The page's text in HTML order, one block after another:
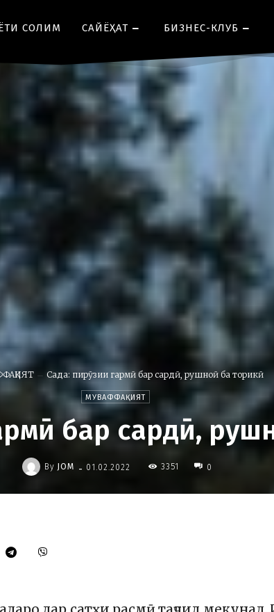
СОЛИМ CАЙЁҲАТ БИЗНЕС-КЛУБ
Сада: пирӯзии гармӣ бар сардӣ, рушноӣ ба торикӣ
МУВАФФАҚИЯТ
бар сардӣ,
By JOM - 01.02.2022 3351 0